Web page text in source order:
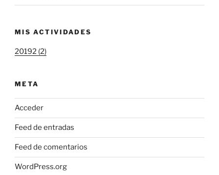
MIS ACTIVIDADES
20192 (2)
META
Acceder
Feed de entradas
Feed de comentarios
WordPress.org